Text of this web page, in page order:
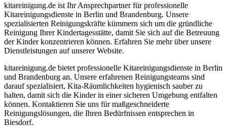
kitareinigung.de ist Ihr Ansprechpartner für professionelle
Kitareinigungsdienste in Berlin und Brandenburg. Unsere
spezialisierten Reinigungskräfte kümmern sich um die gründliche
Reinigung Ihrer Kindertagesstätte, damit Sie sich auf die Betreuung
der Kinder konzentrieren können. Erfahren Sie mehr über unsere
Dienstleistungen auf unserer Website.
kitareinigung.de bietet professionelle Kitareinigungsdienste in Berlin
und Brandenburg an. Unsere erfahrenen Reinigungsteams sind
darauf spezialisiert, Kita-Räumlichkeiten hygienisch sauber zu
halten, damit sich die Kinder in einer sicheren Umgebung entfalten
können. Kontaktieren Sie uns für maßgeschneiderte
Reinigungslösungen, die Ihren Bedürfnissen entsprechen in
Biesdorf.